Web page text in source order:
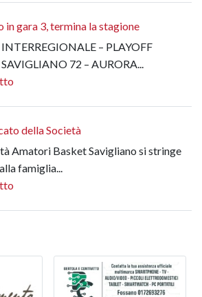
in gara 3, termina la stagione
INTERREGIONALE – PLAYOFF
72 – AURORA...
della Società
Amatori Basket Savigliano si stringe
famiglia...